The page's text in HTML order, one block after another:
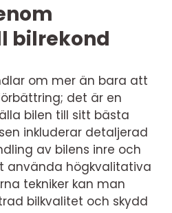
bilrekond
om mer än bara att
det är en
bilen till sitt bästa
inkluderar detaljerad
av bilens inre och
använda högkvalitativa
tekniker kan man
bilkvalitet och skydd